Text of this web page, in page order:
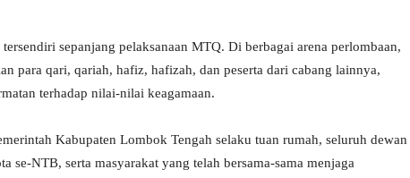
sepanjang pelaksanaan MTQ. Di berbagai arena perlombaan,
para qari, qariah, hafiz, hafizah, dan peserta dari cabang lainnya,
terhadap nilai-nilai keagamaan.
Kabupaten Lombok Tengah selaku tuan rumah, seluruh dewan
NTB, serta masyarakat yang telah bersama-sama menjaga